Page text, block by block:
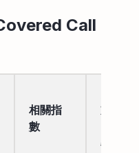
Call
相關指
數
支
率